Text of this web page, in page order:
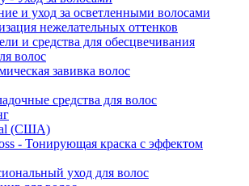
и уход за осветленными волосами
нежелательных оттенков
и средства для обесцвечивания
волос
завивка волос
средства для волос
(США)
- Тонирующая краска с эффектом
уход для волос